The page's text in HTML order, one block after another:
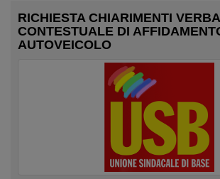
RICHIESTA CHIARIMENTI
CONTESTUALE DI
AUTOVEICOLO